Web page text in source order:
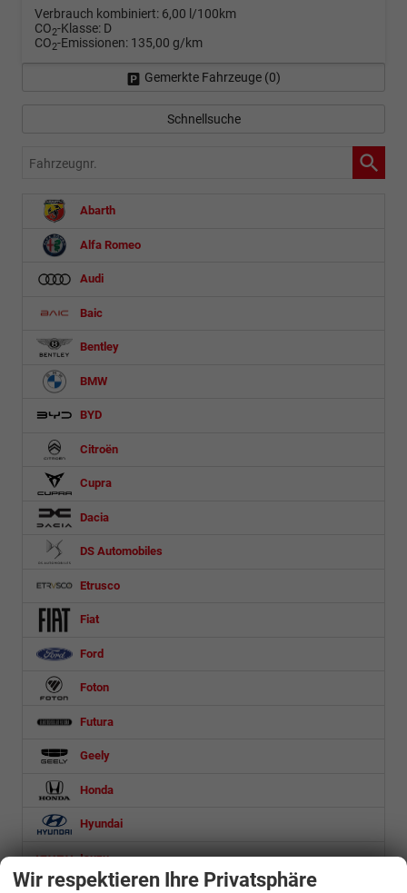
Verbrauch kombiniert: 6,00 l/100km
CO2-Klasse: D
CO2-Emissionen: 135,00 g/km
Gemerkte Fahrzeuge (0)
Schnellsuche
Fahrzeugnr.
Abarth
Alfa Romeo
Audi
Baic
Bentley
BMW
BYD
Citroën
Cupra
Dacia
DS Automobiles
Etrusco
Fiat
Ford
Foton
Futura
Geely
Honda
Hyundai
Isuzu
Wir respektieren Ihre Privatsphäre